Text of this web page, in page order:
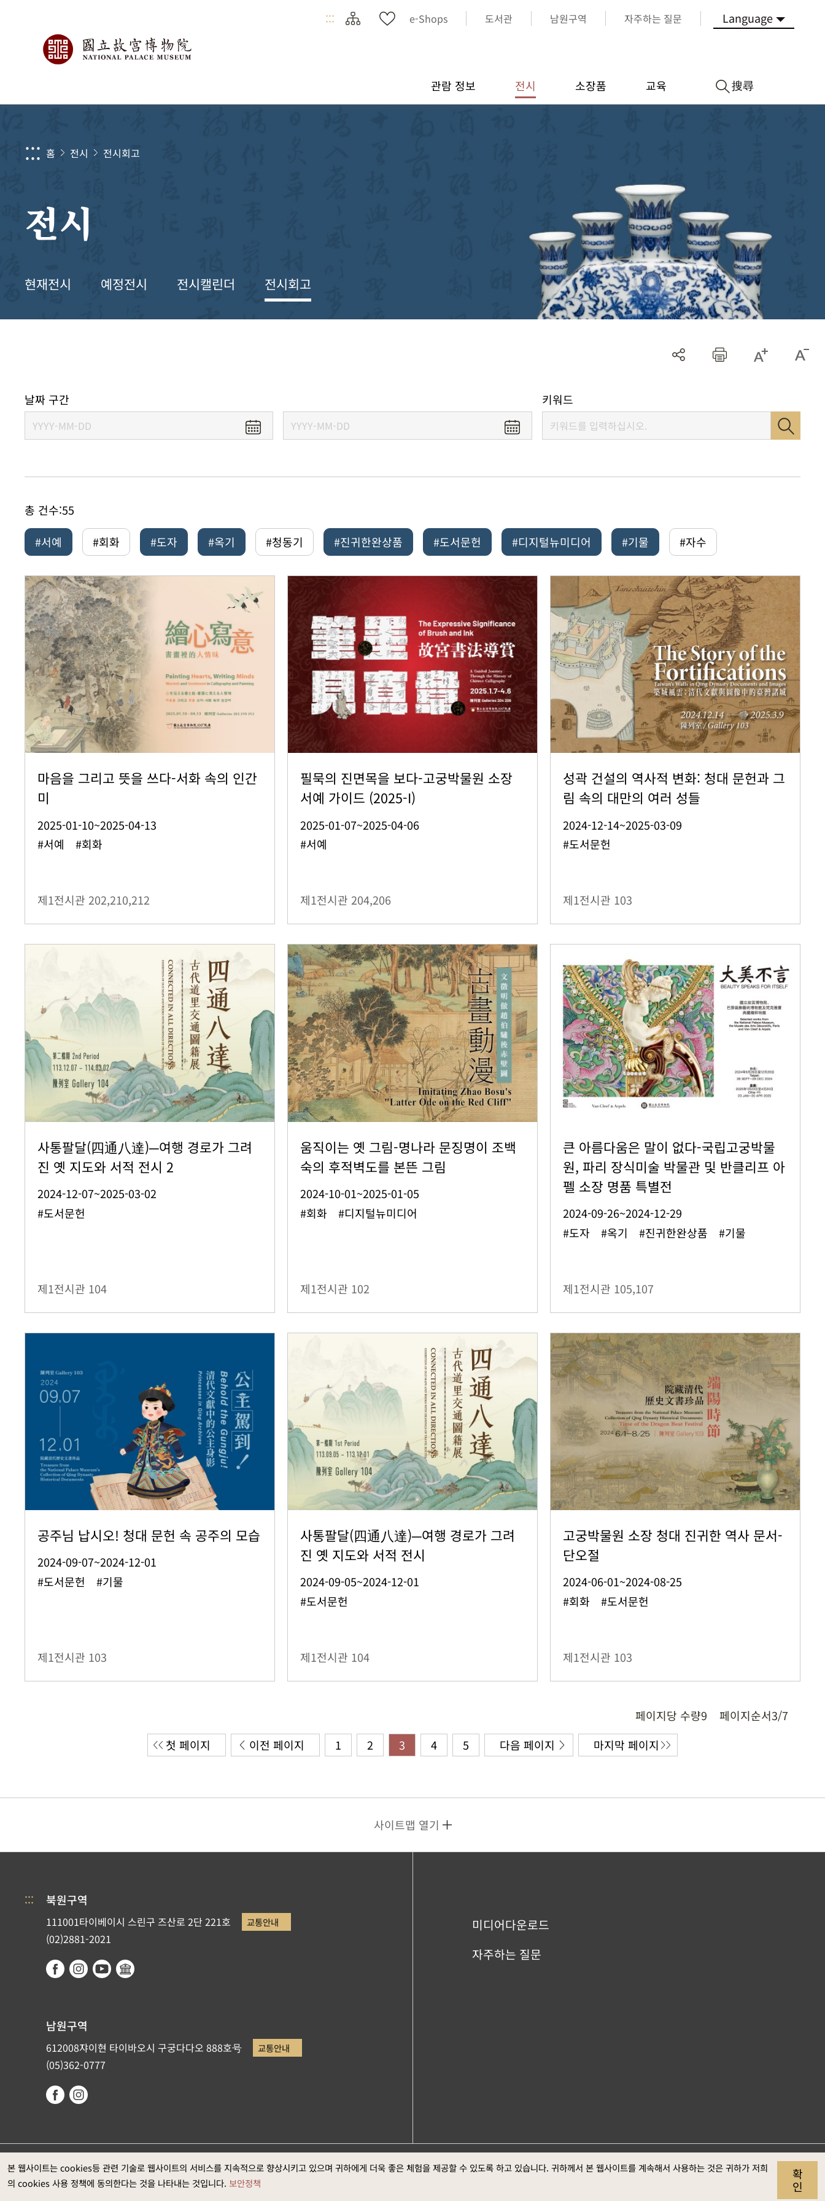
본 웹사이트는 cookies등 관련 기술로 웹사이트의 서비스를 지속적으로 향상시키고 있으며 귀하에게 더욱 좋은 체험을 제공할 수 있도록 하고 있습니다. 귀하께서 본 웹사이트를 계속해서 사용하는 것은 귀하가 저희
의 cookies 사용 정책에 동의한다는 것을 나타내는 것입니다. 보안정책
확
인
::: e-Shops 도서관 남원구역 자주하는 질문 Language
관람 정보 전시 소장품 교육 搜尋
::: 홈 전시 전시회고
전시
현재전시 예정전시 전시캘린더 전시회고
날짜 구간 키워드
총 건수:55
#서예
#회화 #도자 #옥기 #청동기 #진귀한완상품 #도서문헌 #디지털뉴미디어 #기물 #자수
마음을 그리고 뜻을 쓰다-서화 속의 인간
미
2025-01-10~2025-04-13
#서예 #회화
제1전시관 202,210,212
필묵의 진면목을 보다-고궁박물원 소장
서예 가이드 (2025-I)
2025-01-07~2025-04-06
#서예
제1전시관 204,206
성곽 건설의 역사적 변화: 청대 문헌과 그
림 속의 대만의 여러 성들
2024-12-14~2025-03-09
#도서문헌
제1전시관 103
사통팔달(四通八達)─여행 경로가 그려
진 옛 지도와 서적 전시 2
2024-12-07~2025-03-02
#도서문헌
제1전시관 104
움직이는 옛 그림-명나라 문징명이 조백
숙의 후적벽도를 본뜬 그림
2024-10-01~2025-01-05
#회화 #디지털뉴미디어
제1전시관 102
큰 아름다움은 말이 없다-국립고궁박물
원, 파리 장식미술 박물관 및 반클리프 아
펠 소장 명품 특별전
2024-09-26~2024-12-29
#도자 #옥기 #진귀한완상품 #기물
제1전시관 105,107
공주님 납시오! 청대 문헌 속 공주의 모습
2024-09-07~2024-12-01
#도서문헌 #기물
제1전시관 103
사통팔달(四通八達)─여행 경로가 그려
진 옛 지도와 서적 전시
2024-09-05~2024-12-01
#도서문헌
제1전시관 104
고궁박물원 소장 청대 진귀한 역사 문서-
단오절
2024-06-01~2024-08-25
#회화 #도서문헌
제1전시관 103
페이지당 수량9 페이지순서3/7
첫 페이지
이전 페이지 1 2 3 4 5 다음 페이지 마지막 페이지
사이트맵 열기
::: 북원구역
111001타이베이시 스린구 즈산로 2단 221호 교통안내
(02)2881-2021
남원구역
612008쟈이현 타이바오시 구궁다다오 888호号 교통안내
(05)362-0777
미디어다운로드
자주하는 질문
국립고궁박물원이 저작권을 갖고 있습니다. 권장 웹브라우저: Edge，Google Chrome최신버전 (스크린 최적의 화면 효
과는1920*1080입니다)
정부 웹사이트 자료개
개인정보
보안정
웹접근성